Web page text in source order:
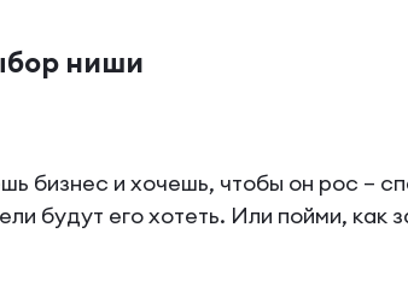
ниши
бизнес и хочешь, чтобы он рос –
будут его хотеть. Или пойми, как